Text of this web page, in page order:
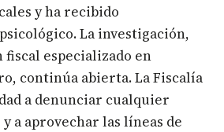
y ha recibido
La investigación,
especializado en
continúa abierta. La Fiscalía
a denunciar cualquier
a aprovechar las líneas de